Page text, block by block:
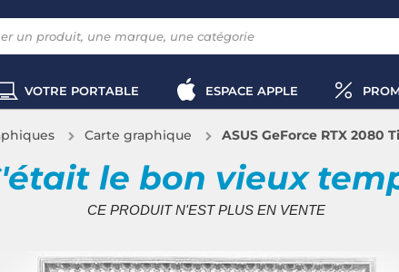
VOTRE PORTABLE ESPACE APPLE
Carte graphique ASUS GeForce RTX 2080
le bon vieux
CE PRODUIT N'EST PLUS EN VENTE